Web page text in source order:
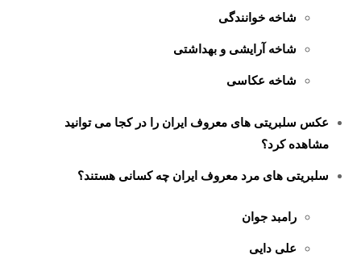
شاخه خوانندگی
شاخه آرایشی و بهداشتی
شاخه عکاسی
عکس سلبریتی های معروف ایران را در کجا می توانید
مشاهده کرد؟
سلبریتی های مرد معروف ایران چه کسانی هستند؟
رامبد جوان
علی دایی